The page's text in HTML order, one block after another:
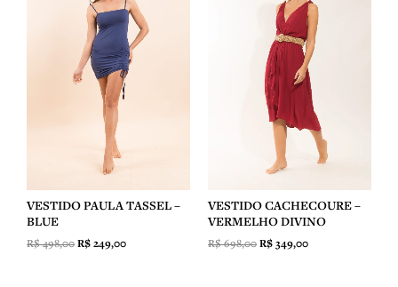
VESTIDO PAULA TASSEL –
BLUE
R$498,00
R$ 498,00.
R$ 249,00
R$ 249,00.
VESTIDO CACHECOURE –
VERMELHO DIVINO
R$698,00
R$ 698,00.
R$ 349,00
R$ 349,00.